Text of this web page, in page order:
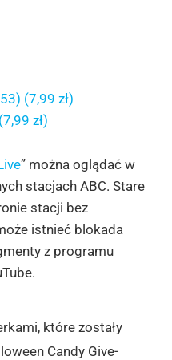
(7,99 zł)
zł)
” można oglądać w
stacjach ABC. Stare
stacji bez
istnieć blokada
z programu
które zostały
Candy Give-